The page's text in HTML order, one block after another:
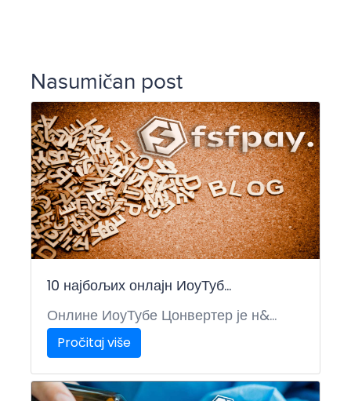
Nasumičan post
10 најбољих онлајн ИоуТуб...
Онлине ИоуТубе Цонвертер је н&...
Pročitaj više